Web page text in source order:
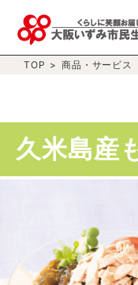
TOP > 商品・サービス
久米島産